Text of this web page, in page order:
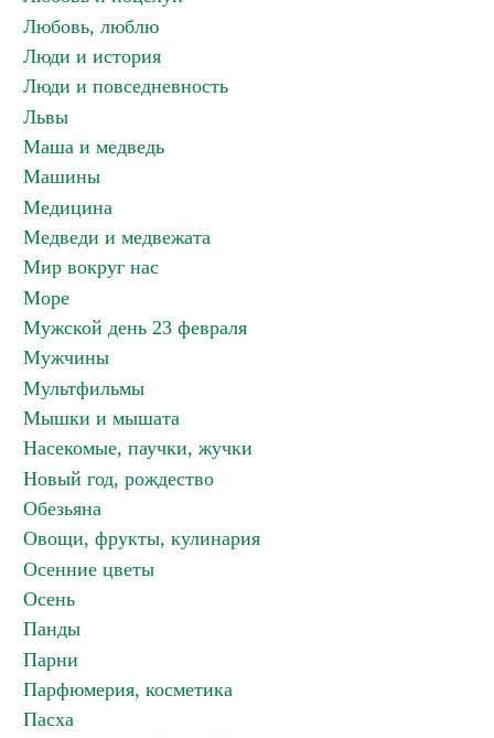
Любовь, люблю
Люди и история
Люди и повседневность
Львы
Маша и медведь
Машины
Медицина
Медведи и медвежата
Мир вокруг нас
Море
Мужской день 23 февраля
Мужчины
Мультфильмы
Мышки и мышата
Насекомые, паучки, жучки
Новый год, рождество
Обезьяна
Овощи, фрукты, кулинария
Осенние цветы
Осень
Панды
Парни
Парфюмерия, косметика
Пасха